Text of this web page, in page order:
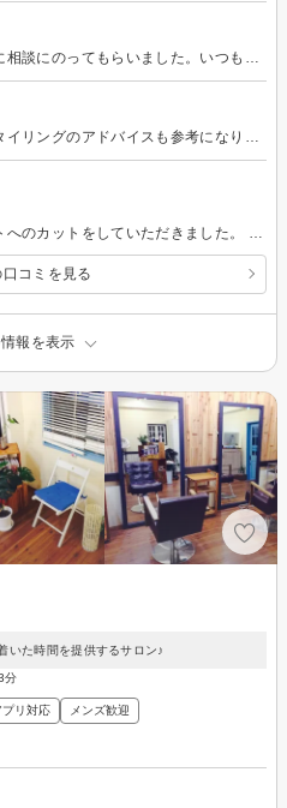
コミを見る
報を表示
いた時間を提供するサロン♪
分
リ対応 メンズ歓迎